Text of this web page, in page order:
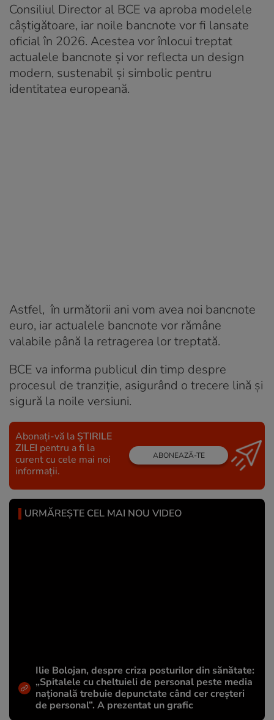
Consiliul Director al BCE va aproba modelele
câștigătoare, iar noile bancnote vor fi lansate
oficial în 2026. Acestea vor înlocui treptat
actualele bancnote și vor reflecta un design
modern, sustenabil și simbolic pentru
identitatea europeană.
Astfel, în următorii ani vom avea noi bancnote
euro, iar actualele bancnote vor rămâne
valabile până la retragerea lor treptată.
BCE va informa publicul din timp despre
procesul de tranziție, asigurând o trecere lină și
sigură la noile versiuni.
Abonați-vă la ȘTIRILE
ZILEI pentru a fi la
curent cu cele mai noi
informații.
ABONEAZĂ-TE
URMĂREȘTE CEL MAI NOU VIDEO
Ilie Bolojan, despre criza posturilor din sănătate:
„Spitalele cu cheltuieli de personal peste media
națională trebuie depunctate când cer creșteri
de personal”. A prezentat un grafic